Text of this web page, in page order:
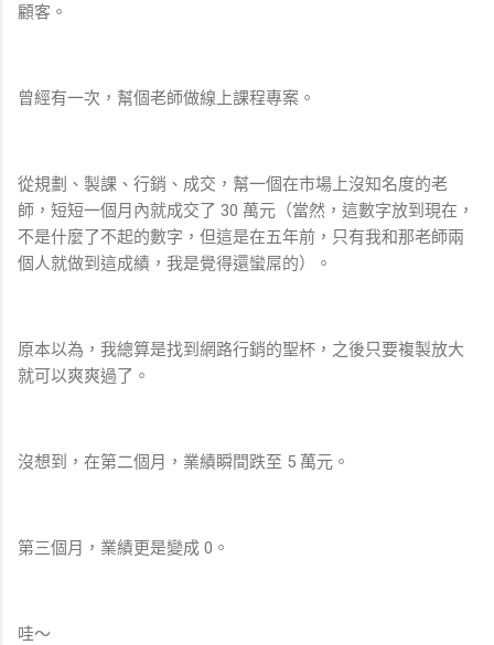
顧客。
曾經有一次，幫個老師做線上課程專案。
從規劃、製課、行銷、成交，幫一個在市場上沒知名度的老
師，短短一個月內就成交了 30 萬元（當然，這數字放到現在，
不是什麼了不起的數字，但這是在五年前，只有我和那老師兩
個人就做到這成績，我是覺得還蠻屌的）。
原本以為，我總算是找到網路行銷的聖杯，之後只要複製放大
就可以爽爽過了。
沒想到，在第二個月，業績瞬間跌至 5 萬元。
第三個月，業績更是變成 0。
哇～